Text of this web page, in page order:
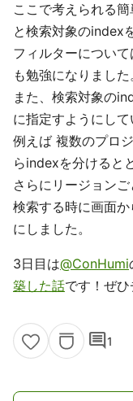
ここで考えられる
と検索対象のindex
フィルターについて
も勉強になりました
また、検索対象の
に指定すようにして
例えば 複数のプロ
らindexを分けると
さらにリージョン
検索する時に画面
にしました。
3日目は@ConHumi
築した話です！ぜ
comment1